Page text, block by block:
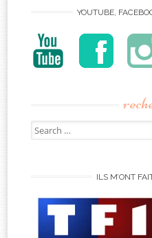
YOUTUBE,
Search
for:
ILS M’ONT